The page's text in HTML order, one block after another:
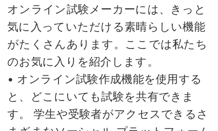
オンライン試験メーカーには、きっと
気に入っていただける素晴らしい機能
がたくさんあります。ここでは私たち
のお気に入りを紹介します。
• オンライン試験作成機能を使用する
と、どこにいても試験を共有できま
す。 学生や受験者がアクセスできるさ